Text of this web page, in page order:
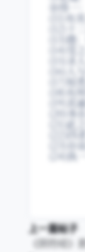
⑩得一
(11)有
(12)
(13)摄
(14)受
(15)
(16)
(17)
(18)
(19)
(20)
(21)此
(22)四
(23)存
(24)执
上一篇帖子
《阴符经》